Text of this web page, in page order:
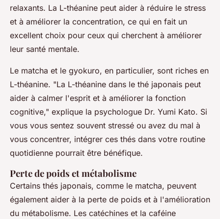
relaxants. La L-théanine peut aider à réduire le stress
et à améliorer la concentration, ce qui en fait un
excellent choix pour ceux qui cherchent à améliorer
leur santé mentale.
Le matcha et le gyokuro, en particulier, sont riches en
L-théanine. "La L-théanine dans le thé japonais peut
aider à calmer l'esprit et à améliorer la fonction
cognitive," explique la psychologue Dr. Yumi Kato. Si
vous vous sentez souvent stressé ou avez du mal à
vous concentrer, intégrer ces thés dans votre routine
quotidienne pourrait être bénéfique.
Perte de poids et métabolisme
Certains thés japonais, comme le matcha, peuvent
également aider à la perte de poids et à l'amélioration
du métabolisme. Les catéchines et la caféine